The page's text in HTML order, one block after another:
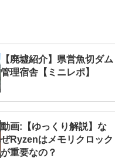
【廃墟紹介】県営魚切ダム
管理宿舎【ミニレポ】
動画:【ゆっくり解説】な
ぜRyzenはメモリクロック
が重要なの？